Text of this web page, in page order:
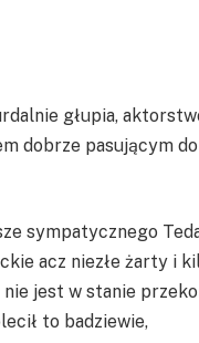
głupia,
dobrze pasującym
sympatycznego
acz niezłe żarty i
jest w stanie
to badziewie,